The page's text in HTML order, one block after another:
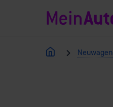
Neuwagen